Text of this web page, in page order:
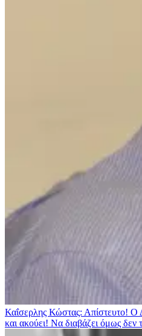
Καΐσερλης Κώστας: Απίστευτο! Ο
και ακούει! Να διαβάζει όμως δεν